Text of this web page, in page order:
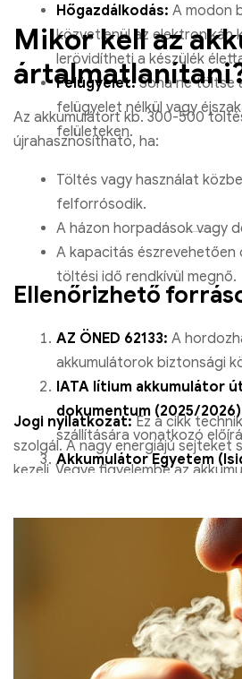
Hőgazdálkodás: A modon
közvetlenül az elektronikán
lerövidítheti a készülék
Felügyelet:Soha ne töltse
felügyelet nélkül vagy
felületeken.
Mikor kell az
Az akkumulátort kb. 300-500
újrahasznosítható, ha:
Töltés vagy használat
felforrósodik.
A házon horpadások vagy
A kapacitás észrevehetően
töltési idő rendkívül megnő.
Ellenőrizhető
AZ ÖNED 62133: A
akkumulátorok biztonsági
IATA lítium akkumulátor
dokumentum (2025/
szállítására vonatkozó
Akkumulátor Egyetem
Jogi nyilatkozat: Ez a cikk
szolgál. A nagy energiájú sejteket
kezeli. Vegye figyelembe az